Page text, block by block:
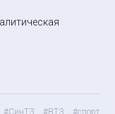
#СинТЗ #ВТЗ #спорт